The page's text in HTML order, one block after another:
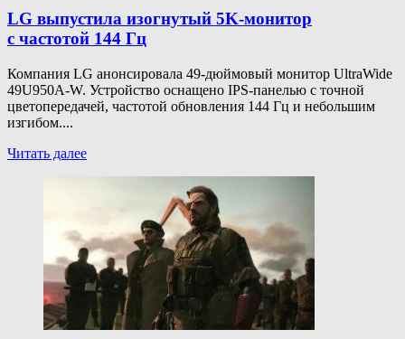
LG выпустила изогнутый 5K-монитор
с частотой 144 Гц
Компания LG анонсировала 49-дюймовый монитор UltraWide
49U950A-W. Устройство оснащено IPS-панелью с точной
цветопередачей, частотой обновления 144 Гц и небольшим
изгибом....
Читать далееПрочитать
LG выпустила
изогнутый
5K-
монитор
с частотой
144
Гц